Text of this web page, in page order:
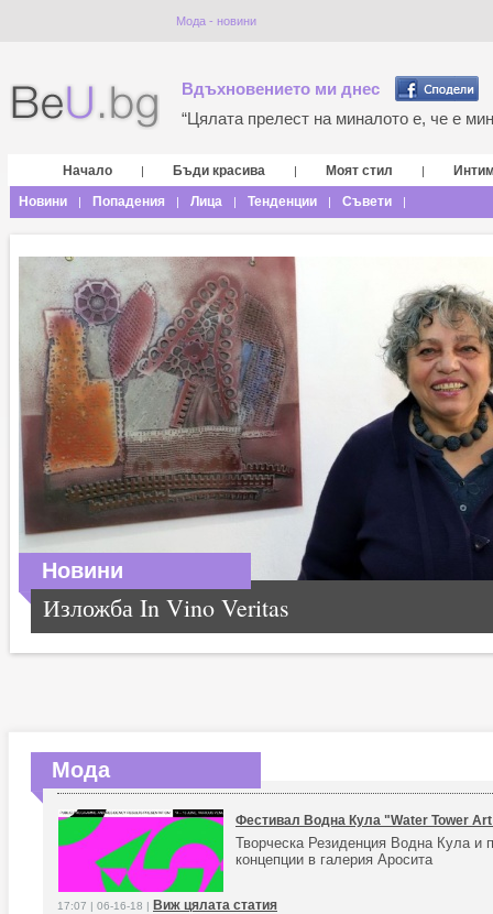
Мода - новини
Вдъхновението ми днес
“Цялата прелест на миналото е, че е
Начало | Бъди красива | Моят стил |
Новини
| Попадения | Лица | Тенденции | Съвети |
Новини
Изложба In Vino Veritas
Мода
Фестивал Водна Кула "Water Tower
Творческа Резиденция Водна Кула и
концепции в галерия Аросита
17:07 | 06-16-18 | Виж цялата статия